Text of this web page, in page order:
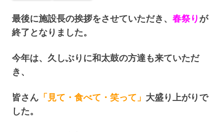
最後に施設長の挨拶をさせていただき、 春祭りが
終了となりました。
今年は、久しぶりに和太鼓の方達も来ていただ
き、
皆さん 「見て・食べて・笑って」 大盛り上がりで
した。